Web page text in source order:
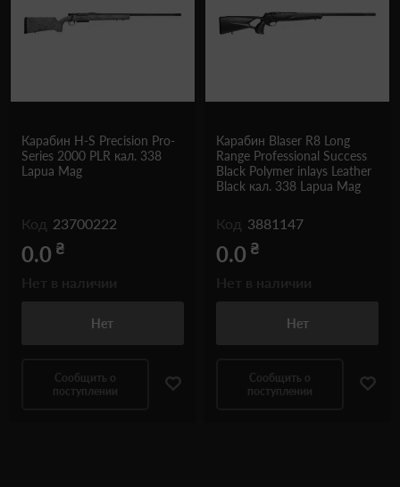
Карабин H-S Precision Pro-
Series 2000 PLR кал. 338
Lapua Mag
Код 23700222
0.0 ₴
Нет
Сообщить о
поступлении
Карабин Blaser R8 Long
Range Professional Success
Black Polymer inlays Leather
Black кал. 338 Lapua Mag
Код 3881147
0.0 ₴
Нет
Сообщить о
поступлении